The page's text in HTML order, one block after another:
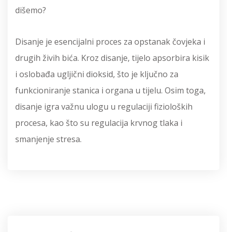
dišemo?
Disanje je esencijalni proces za opstanak čovjeka i
drugih živih bića. Kroz disanje, tijelo apsorbira kisik
i oslobađa ugljični dioksid, što je ključno za
funkcioniranje stanica i organa u tijelu. Osim toga,
disanje igra važnu ulogu u regulaciji fizioloških
procesa, kao što su regulacija krvnog tlaka i
smanjenje stresa.